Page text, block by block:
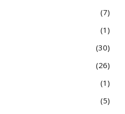
7
1
30
26
1
5